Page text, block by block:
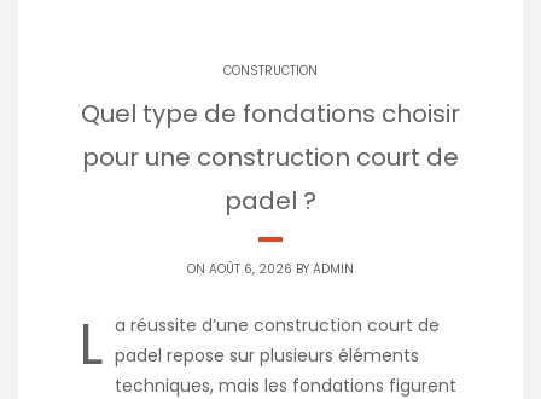
CONSTRUCTION
Quel type de fondations choisir
pour une construction court de
padel ?
ON AOÛT 6, 2026 BY ADMIN
L a réussite d’une construction court de
padel repose sur plusieurs éléments
techniques, mais les fondations figurent